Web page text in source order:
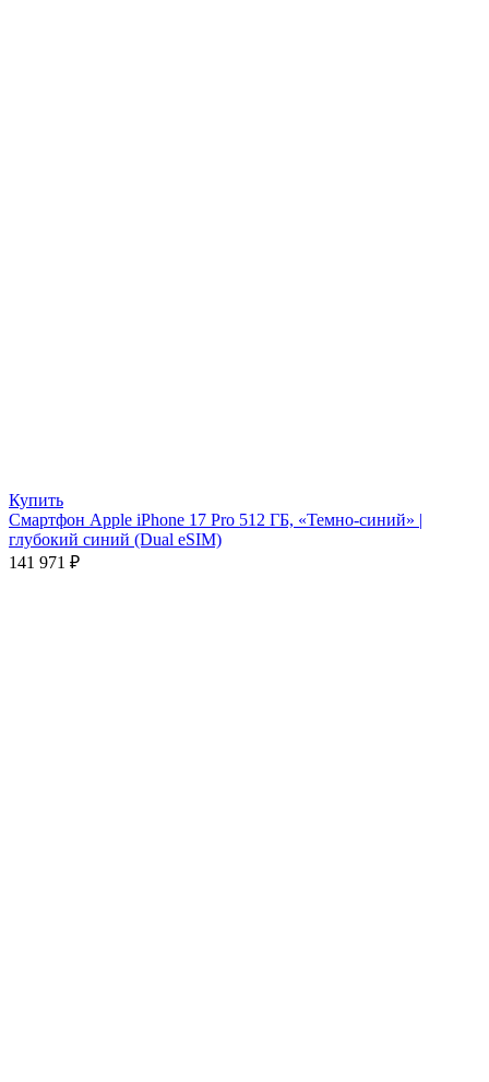
Купить
Смартфон Apple iPhone 17 Pro 512 ГБ, «Темно-синий» |
глубокий синий (Dual eSIM)
141 971 ₽